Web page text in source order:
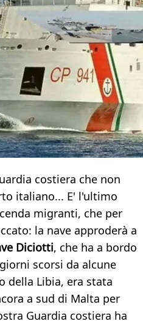
costiera che non
italiano... E' l'ultimo
migranti, che per
la nave approderà a
Diciotti, che ha a bordo
scorsi da alcune
della Libia, era stata
a sud di Malta per
Guardia costiera ha